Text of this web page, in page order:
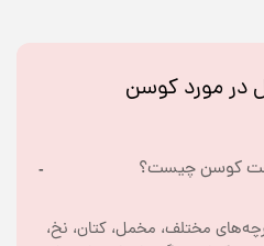
در مورد کوسن
کوسن چیست؟